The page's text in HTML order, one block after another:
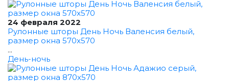
24 февраля 2022
Рулонные шторы День Ночь Валенсия белый,
размер окна 570x570
...
День-ночь